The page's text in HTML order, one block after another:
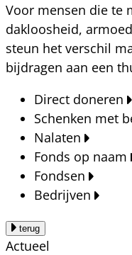
Voor mensen die te
dakloosheid,
steun het verschil
bijdragen aan een
Direct doneren
Schenken met
Nalaten
Fonds op naam
Fondsen
Bedrijven
terug
Actueel